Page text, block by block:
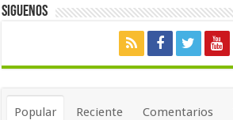
Siguenos
Popular Reciente Comentarios